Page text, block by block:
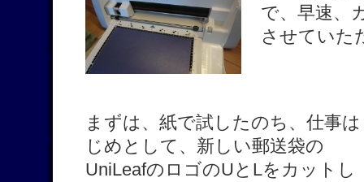
で、早速、
させていた
まずは、紙で試したのち、仕事は
じめとして、新しい郵送袋の
UniLeafのロゴのUとLをカットし